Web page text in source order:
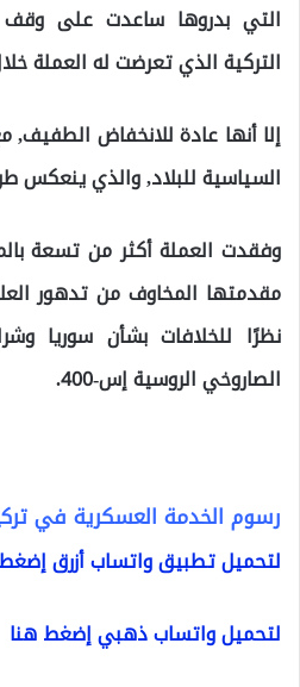
التي بدروها ساعدت على وقف
التركية الذي تعرضت له العملة
إلا أنها عادة للانخفاض الطفيف,
السياسية للبلاد, والذي ينعكس
وفقدت العملة أكثر من تسعة
مقدمتها المخاوف من تدهور
نظرًا للخلافات بشأن سوريا
الصاروخي الروسية إس-400.
رسوم الخدمة العسكرية في تركيا
لتحميل تطبيق واتساب أزرق
لتحميل واتساب ذهبي إضغط هنا